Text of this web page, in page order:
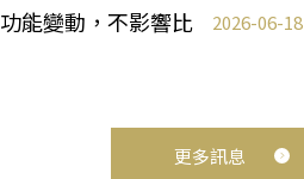
能變動，不影響比
2026-06-18
更多訊息